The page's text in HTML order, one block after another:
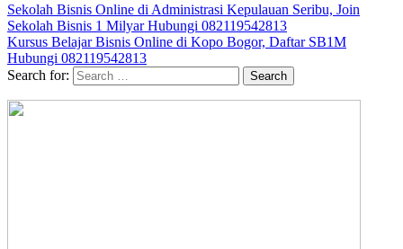
Sekolah Bisnis Online di Administrasi Kepulauan Seribu, Join
Sekolah Bisnis 1 Milyar Hubungi 082119542813
Kursus Belajar Bisnis Online di Kopo Bogor, Daftar SB1M
Hubungi 082119542813
Search for: